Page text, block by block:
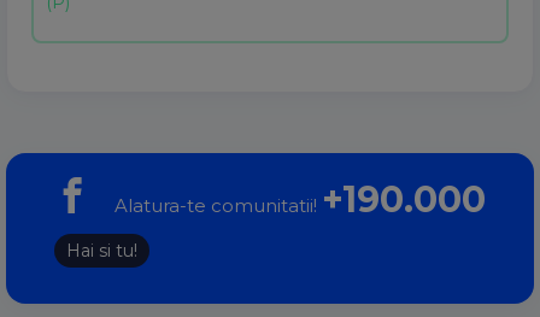
Alatura-te comunitatii! +190.000
Hai si tu!